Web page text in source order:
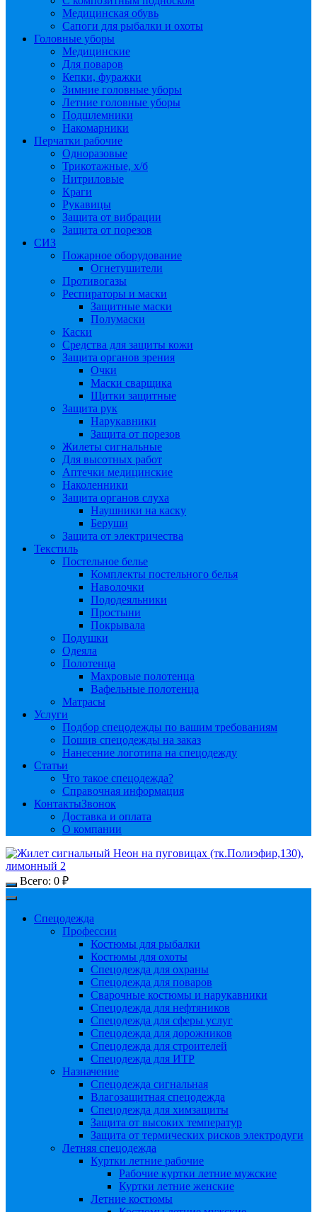
Медицинская обувь
Сапоги для рыбалки и охоты
Головные уборы
Медицинские
Для поваров
Кепки, фуражки
Зимние головные уборы
Летние головные уборы
Подшлемники
Накомарники
Перчатки рабочие
Одноразовые
Трикотажные, х/б
Нитриловые
Краги
Рукавицы
Защита от вибрации
Защита от порезов
СИЗ
Пожарное оборудование
Огнетушители
Противогазы
Респираторы и маски
Защитные маски
Полумаски
Каски
Средства для защиты кожи
Защита органов зрения
Очки
Маски сварщика
Щитки защитные
Защита рук
Нарукавники
Защита от порезов
Жилеты сигнальные
Для высотных работ
Аптечки медицинские
Наколенники
Защита органов слуха
Наушники на каску
Беруши
Защита от электричества
Текстиль
Постельное белье
Комплекты постельного белья
Наволочки
Пододеяльники
Простыни
Покрывала
Подушки
Одеяла
Полотенца
Махровые полотенца
Вафельные полотенца
Матрасы
Услуги
Подбор спецодежды по вашим требованиям
Пошив спецодежды на заказ
Нанесение логотипа на спецодежду
Статьи
Что такое спецодежда?
Справочная информация
КонтактыЗвонок
Доставка и оплата
О компании
Всего: 0 ₽
Спецодежда
Профессии
Костюмы для рыбалки
Костюмы для охоты
Спецодежда для охраны
Спецодежда для поваров
Сварочные костюмы и нарукавники
Спецодежда для нефтяников
Спецодежда для сферы услуг
Спецодежда для дорожников
Спецодежда для строителей
Спецодежда для ИТР
Назначение
Спецодежда сигнальная
Влагозащитная спецодежда
Спецодежда для химзащиты
Защита от высоких температур
Защита от термических рисков электродуги
Летняя спецодежда
Куртки летние рабочие
Рабочие куртки летние мужские
Куртки летние женские
Летние костюмы